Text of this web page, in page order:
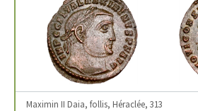
Maximin II Daia, follis, Héraclée, 313